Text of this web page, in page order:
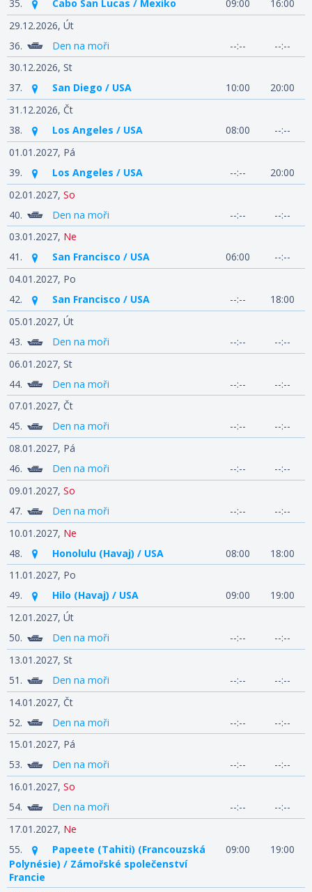
35.
Cabo San Lucas / Mexiko 09:00
16:00
29.12.2026, Út
36.
Den na moři --:--
--:--
30.12.2026, St
37.
San Diego / USA 10:00
20:00
31.12.2026, Čt
38.
Los Angeles / USA 08:00
--:--
01.01.2027, Pá
39.
Los Angeles / USA --:--
20:00
02.01.2027, So
40.
Den na moři --:--
--:--
03.01.2027, Ne
41.
San Francisco / USA 06:00
--:--
04.01.2027, Po
42.
San Francisco / USA --:--
18:00
05.01.2027, Út
43.
Den na moři --:--
--:--
06.01.2027, St
44.
Den na moři --:--
--:--
07.01.2027, Čt
45.
Den na moři --:--
--:--
08.01.2027, Pá
46.
Den na moři --:--
--:--
09.01.2027, So
47.
Den na moři --:--
--:--
10.01.2027, Ne
48.
Honolulu (Havaj) / USA 08:00
18:00
11.01.2027, Po
49.
Hilo (Havaj) / USA 09:00
19:00
12.01.2027, Út
50.
Den na moři --:--
--:--
13.01.2027, St
51.
Den na moři --:--
--:--
14.01.2027, Čt
52.
Den na moři --:--
--:--
15.01.2027, Pá
53.
Den na moři --:--
--:--
16.01.2027, So
54.
Den na moři --:--
--:--
17.01.2027, Ne
55.
Papeete (Tahiti) (Francouzská
Polynésie) / Zámořské společenství
Francie
09:00 19:00